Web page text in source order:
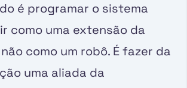
é programar o sistema
como uma extensão da
como um robô. É fazer da
uma aliada da